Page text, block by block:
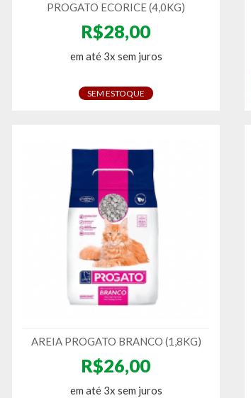
PROGATO ECORICE (4,0KG)
R$28,00
em até 3x sem juros
SEM ESTOQUE
AREIA PROGATO BRANCO (1,8KG)
R$26,00
em até 3x sem juros